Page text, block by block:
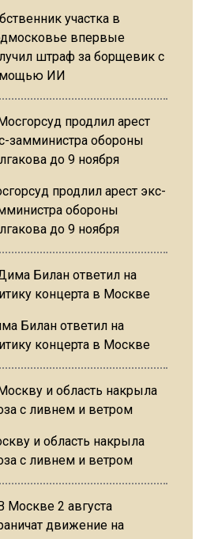
участка в
впервые
штраф за борщевик с
ИИ
продлил арест экс-
обороны
до 9 ноября
Билан ответил на
концерта в Москве
и область накрыла
с ливнем и ветром